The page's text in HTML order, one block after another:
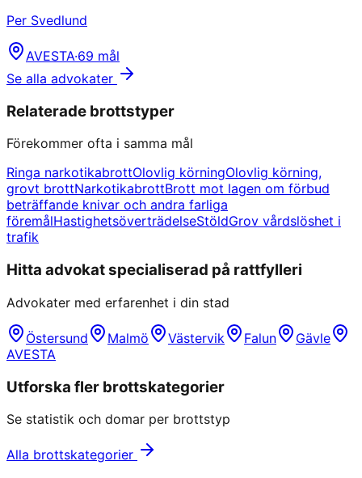
Per Svedlund
AVESTA·69 mål
Se alla advokater
Relaterade brottstyper
Förekommer ofta i samma mål
Ringa narkotikabrottOlovlig körningOlovlig körning,
grovt brottNarkotikabrottBrott mot lagen om förbud
beträffande knivar och andra farliga
föremålHastighetsöverträdelseStöldGrov vårdslöshet i
trafik
Hitta advokat specialiserad på rattfylleri
Advokater med erfarenhet i din stad
Östersund Malmö Västervik Falun
Gävle
AVESTA
Utforska fler brottskategorier
Se statistik och domar per brottstyp
Alla brottskategorier